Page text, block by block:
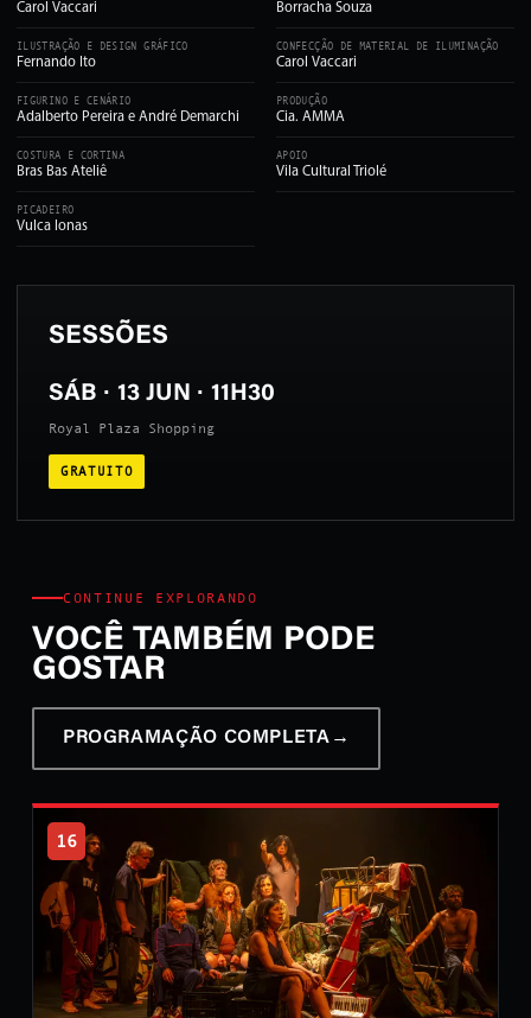
Carol Vaccari
ILUSTRAÇÃO E DESIGN GRÁFICO
Fernando Ito
FIGURINO E CENÁRIO
Adalberto Pereira e André Demarchi
COSTURA E CORTINA
Bras Bas Ateliê
PICADEIRO
Vulca lonas
Borracha Souza
CONFECÇÃO DE MATERIAL DE ILUMINAÇÃO
Carol Vaccari
PRODUÇÃO
Cia. AMMA
APOIO
Vila Cultural Triolé
SESSÕES
SÁB · 13 JUN · 11H30
Royal Plaza Shopping
GRATUITO
CONTINUE EXPLORANDO
VOCÊ TAMBÉM PODE
GOSTAR
PROGRAMAÇÃO COMPLETA →
16